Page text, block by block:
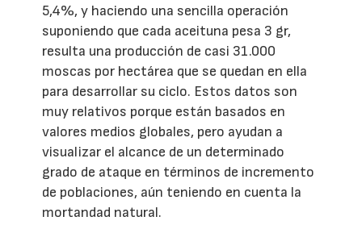
5,4%, y haciendo una sencilla operación
suponiendo que cada aceituna pesa 3 gr,
resulta una producción de casi 31.000
moscas por hectárea que se quedan en ella
para desarrollar su ciclo. Estos datos son
muy relativos porque están basados en
valores medios globales, pero ayudan a
visualizar el alcance de un determinado
grado de ataque en términos de incremento
de poblaciones, aún teniendo en cuenta la
mortandad natural.